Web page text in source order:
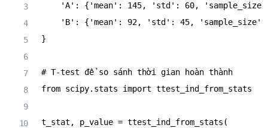
'A' : { 'mean' : 145, 'std' : 60, 'sample_size'
'B' : { 'mean' : 92, 'std' : 45, 'sample_size'
}
# T-test để so sánh thời gian hoàn thành
from scipy. stats import ttest_ind_from_stats
t_stat , p_value = ttest_ind_from_stats (